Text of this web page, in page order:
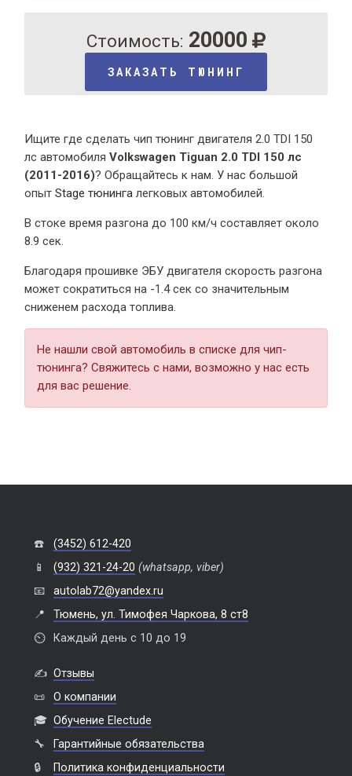
Стоимость: 20000
ЗАКАЗАТЬ ТЮНИНГ
Ищите где сделать чип тюнинг двигателя 2.0 TDI 150
лс автомобиляVolkswagen Tiguan 2.0 TDI 150 лс
(2011-2016)? Обращайтесь к нам. У нас большой
опытStage тюнинга легковых автомобилей.
В стоке время разгонадо 100 км/ч составляет около
8.9 сек.
Благодаря прошивке ЭБУ двигателя скорость разгона
может сократиться на -1.4 сек со значительным
сниженем расхода топлива.
Не нашли свой автомобиль в списке для чип-
тюнинга? Свяжитесь с нами, возможно у нас есть
для вас решение.
☎️
(3452) 612-420
📱
(932) 321-24-20 (whatsapp, viber)
📧
autolab72@yandex.ru
📍
Тюмень, ул. Тимофея Чаркова, 8 ст8
⏲️
Каждый день с 10 до 19
✍️ Отзывы
📜
О компании
🎓 Обучение Electude
🔧
Гарантийные обязательства
🔒
Политика конфиденциальности